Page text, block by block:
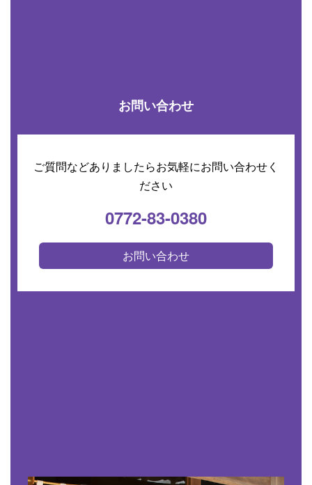
お問い合わせ
ご質問などありましたらお気軽にお問い合わせく
ださい
0772-83-0380
お問い合わせ